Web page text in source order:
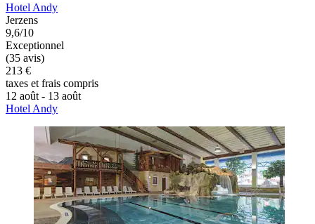
Hotel Andy
Jerzens
9,6/10
Exceptionnel
(35 avis)
213 €
taxes et frais compris
12 août - 13 août
Hotel Andy